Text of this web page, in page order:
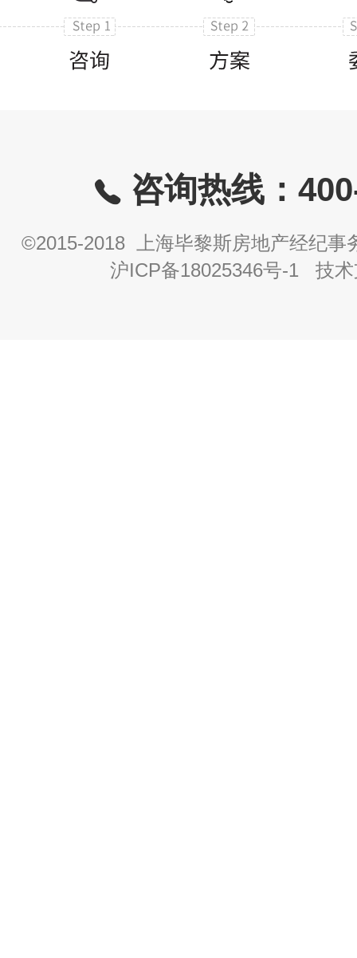
咨询热线：
©2015-2018 上海毕黎斯房地产经纪事
沪ICP备18025346号-1 技术